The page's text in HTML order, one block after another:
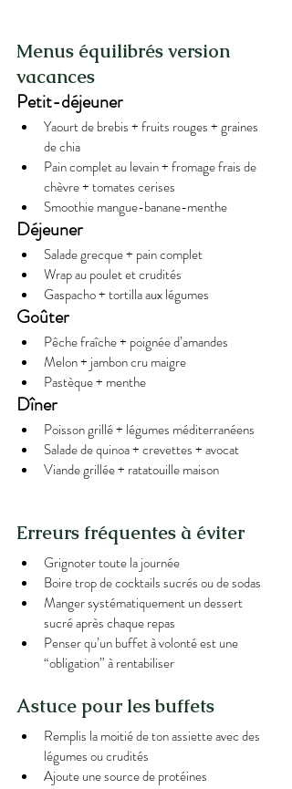
Menus équilibrés version
vacances
Petit-déjeuner
Yaourt de brebis + fruits rouges + graines
de chia
Pain complet au levain + fromage frais de
chèvre + tomates cerises
Smoothie mangue-banane-menthe
Déjeuner
Salade grecque + pain complet
Wrap au poulet et crudités
Gaspacho + tortilla aux légumes
Goûter
Pêche fraîche + poignée d’amandes
Melon + jambon cru maigre
Pastèque + menthe
Dîner
Poisson grillé + légumes méditerranéens
Salade de quinoa + crevettes + avocat
Viande grillée + ratatouille maison
Erreurs fréquentes à éviter
Grignoter toute la journée
Boire trop de cocktails sucrés ou de sodas
Manger systématiquement un dessert
sucré après chaque repas
Penser qu’un buffet à volonté est une
“obligation” à rentabiliser
Astuce pour les buffets
Remplis la moitié de ton assiette avec des
légumes ou crudités
Ajoute une source de protéines